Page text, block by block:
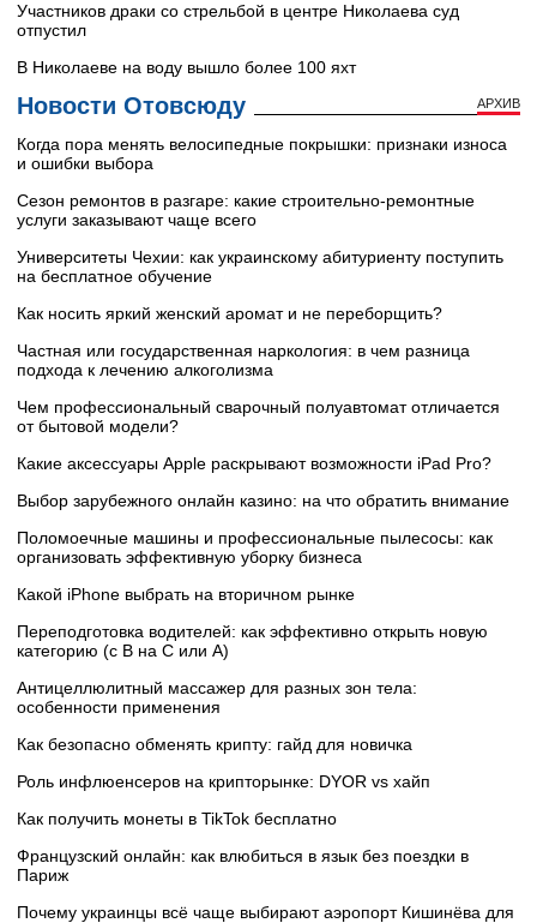
Участников драки со стрельбой в центре Николаева суд
отпустил
В Николаеве на воду вышло более 100 яхт
Новости Отовсюду АРХИВ
Когда пора менять велосипедные покрышки: признаки износа
и ошибки выбора
Сезон ремонтов в разгаре: какие строительно-ремонтные
услуги заказывают чаще всего
Университеты Чехии: как украинскому абитуриенту поступить
на бесплатное обучение
Как носить яркий женский аромат и не переборщить?
Частная или государственная наркология: в чем разница
подхода к лечению алкоголизма
Чем профессиональный сварочный полуавтомат отличается
от бытовой модели?
Какие аксессуары Apple раскрывают возможности iPad Pro?
Выбор зарубежного онлайн казино: на что обратить внимание
Поломоечные машины и профессиональные пылесосы: как
организовать эффективную уборку бизнеса
Какой iPhone выбрать на вторичном рынке
Переподготовка водителей: как эффективно открыть новую
категорию (с B на C или А)
Антицеллюлитный массажер для разных зон тела:
особенности применения
Как безопасно обменять крипту: гайд для новичка
Роль инфлюенсеров на крипторынке: DYOR vs хайп
Как получить монеты в TikTok бесплатно
Французский онлайн: как влюбиться в язык без поездки в
Париж
Почему украинцы всё чаще выбирают аэропорт Кишинёва для